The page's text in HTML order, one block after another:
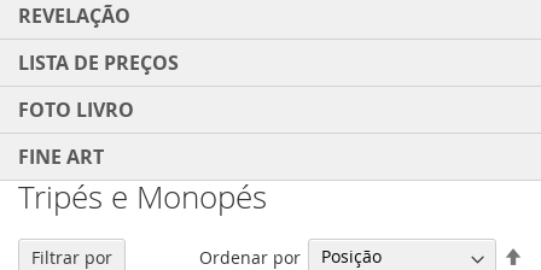
REVELAÇÃO
LISTA DE PREÇOS
FOTO LIVRO
FINE ART
Tripés e Monopés
Ordenar por
Filtrar por